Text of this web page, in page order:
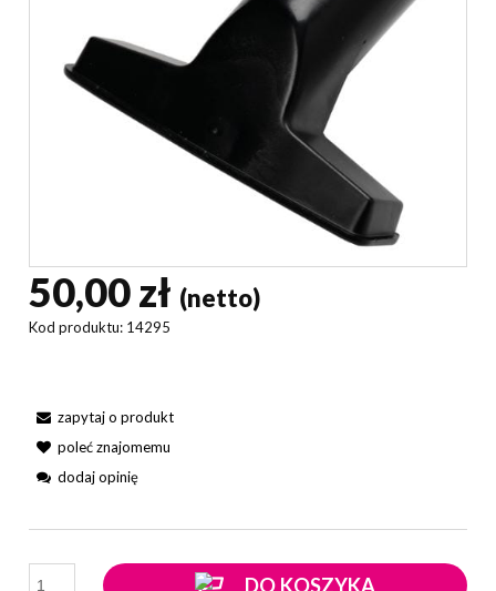
50,00 zł (netto)
Kod produktu: 14295
zapytaj o produkt
poleć znajomemu
dodaj opinię
DO KOSZYKA